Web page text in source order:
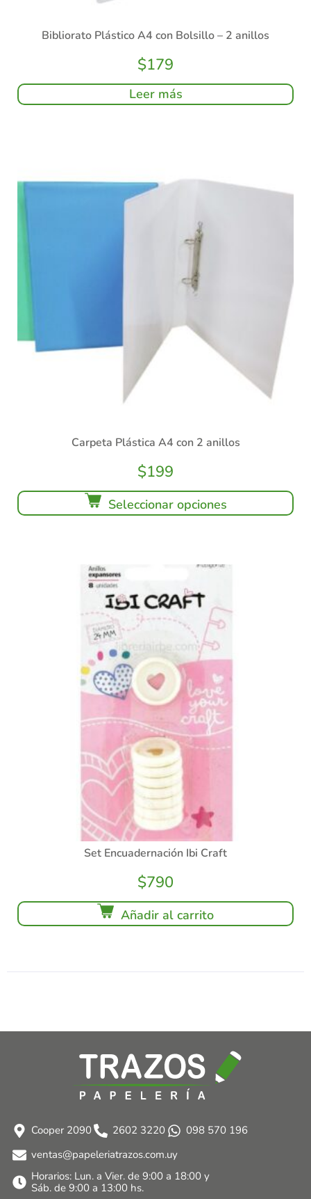
Bibliorato Plástico A4 con Bolsillo – 2 anillos
$179
Leer más
Carpeta Plástica A4 con 2 anillos
$199
Seleccionar opciones
Set Encuadernación Ibi Craft
$790
Añadir al carrito
Cooper 2090 2602 3220
098 570 196
ventas@papeleriatrazos.com.uy
Horarios: Lun. a Vier. de 9:00 a 18:00 y
Sáb. de 9:00 a 13:00 hs.